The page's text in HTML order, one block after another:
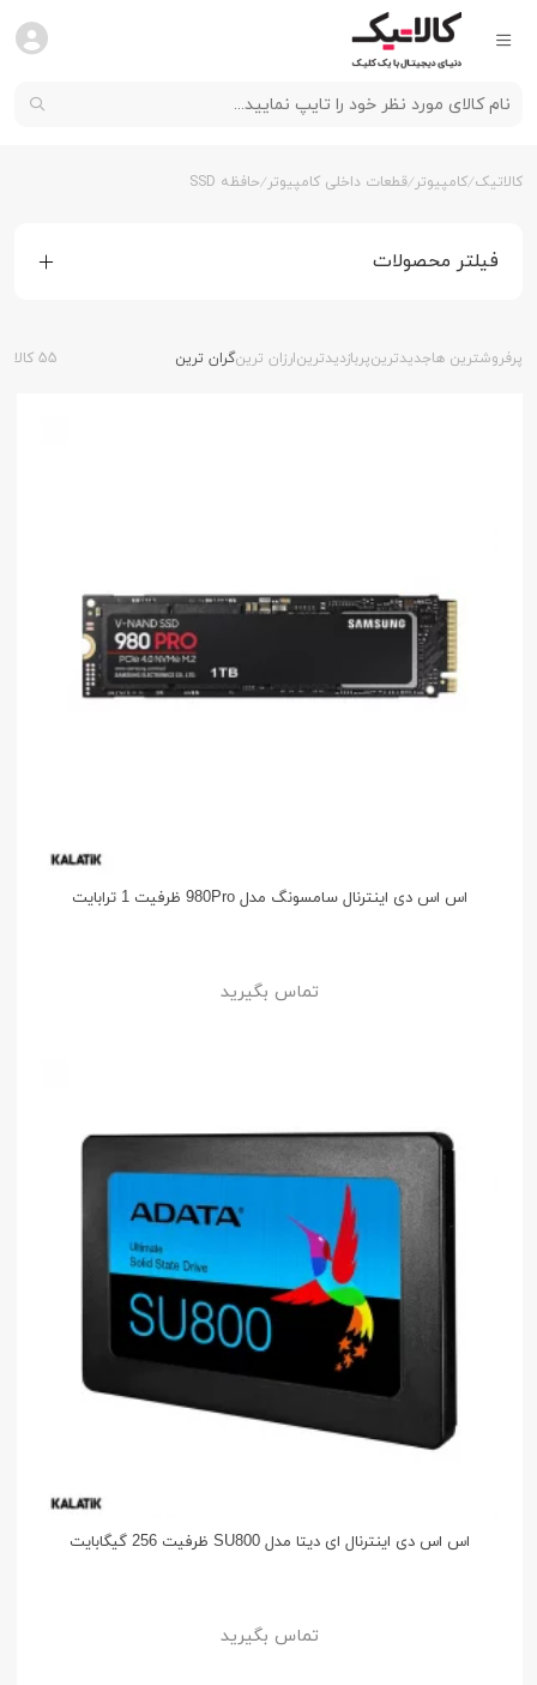
کالاتیک کامپیوتر قطعات داخلی کامپیوتر حافظه SSD
فیلتر محصولات
پرفروشترین هاجدیدترینپربازدیدترینارزان ترینگران ترین 55 کالا
اس اس دی اینترنال سامسونگ مدل 980Pro ظرفیت 1 ترابایت
تماس بگیرید
اس اس دی اینترنال ای دیتا مدل SU800 ظرفیت 256 گیگابایت
تماس بگیرید